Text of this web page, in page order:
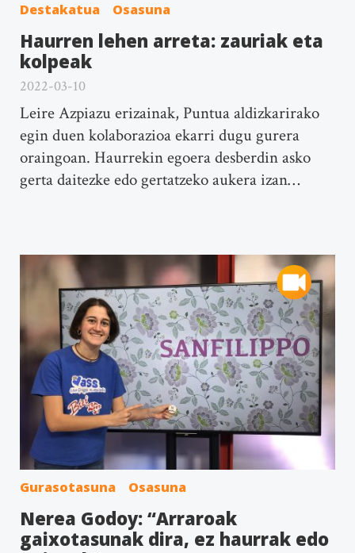
Destakatua Osasuna
Haurren lehen arreta: zauriak eta
kolpeak
2022-03-10
Leire Azpiazu erizainak, Puntua aldizkarirako
egin duen kolaborazioa ekarri dugu gurera
oraingoan. Haurrekin egoera desberdin asko
gerta daitezke edo gertatzeko aukera izan…
Gurasotasuna Osasuna
Nerea Godoy: “Arraroak
gaixotasunak dira, ez haurrak edo